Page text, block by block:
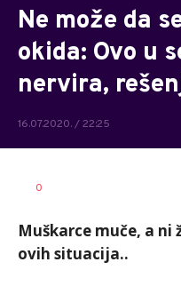
Ne može da
okida: Ovo u
nervira,
16.07.2020. / 22:25
AUTOR
0
Muškarce muče, a ni
ovih situacija..